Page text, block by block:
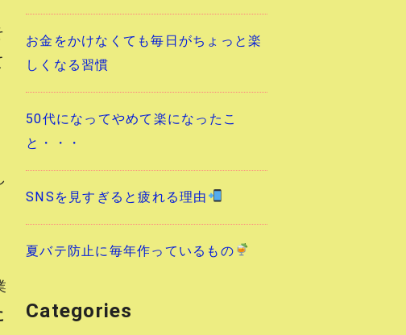
お金をかけなくても毎日がちょっと楽
しくなる習慣
50代になってやめて楽になったこ
と・・・
SNSを見すぎると疲れる理由
夏バテ防止に毎年作っているもの
Categories